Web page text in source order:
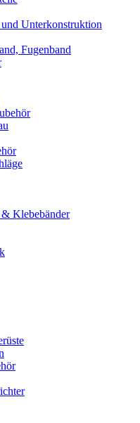
Unterkonstruktion
Fugenband
Klebebänder